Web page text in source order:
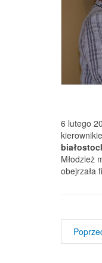
6 lutego
Młodzież
obejrzała